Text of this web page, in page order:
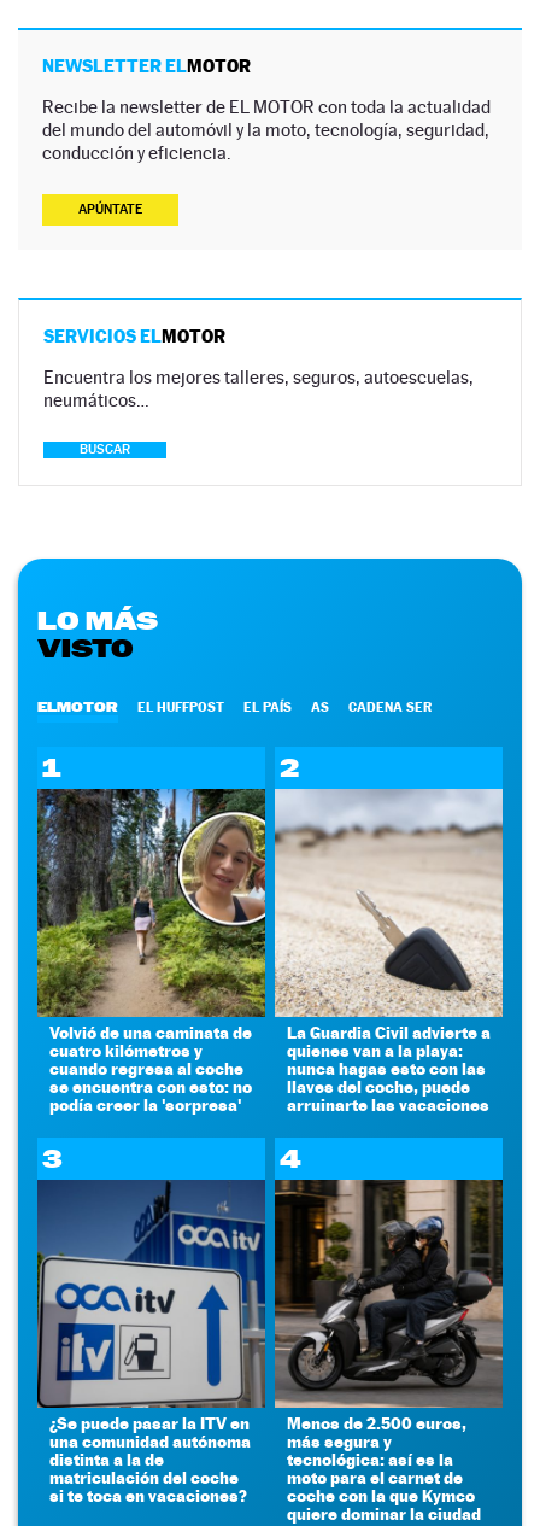
NEWSLETTER ELMOTOR
Recibe la newsletter de EL MOTOR con toda la actualidad
del mundo del automóvil y la moto, tecnología, seguridad,
conducción y eficiencia.
APÚNTATE
SERVICIOS ELMOTOR
Encuentra los mejores talleres, seguros, autoescuelas,
neumáticos…
BUSCAR
LO MÁS
VISTO
ELMOTOR EL HUFFPOST EL PAÍS AS CADENA SER
1
Volvió de una caminata de
cuatro kilómetros y
cuando regresa al coche
se encuentra con esto: no
podía creer la 'sorpresa'
2
La Guardia Civil advierte a
quienes van a la playa:
nunca hagas esto con las
llaves del coche, puede
arruinarte las vacaciones
3
¿Se puede pasar la ITV en
una comunidad autónoma
distinta a la de
matriculación del coche
si te toca en vacaciones?
4
Menos de 2.500 euros,
más segura y
tecnológica: así es la
moto para el carnet de
coche con la que Kymco
quiere dominar la ciudad